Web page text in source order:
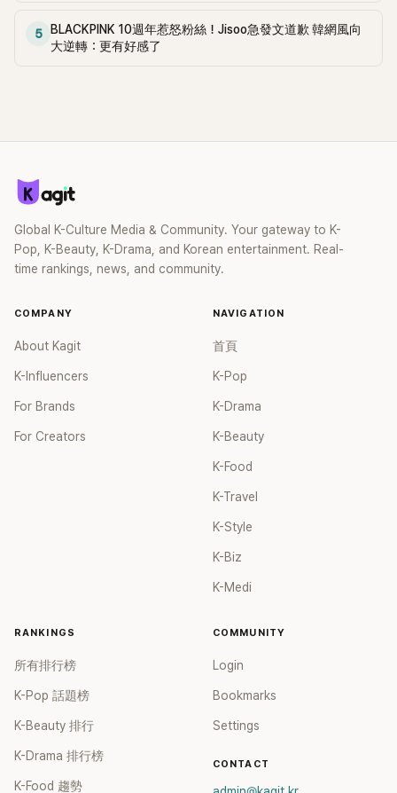
5
BLACKPINK 10週年惹怒粉絲！Jisoo急發文道歉 韓網風向
大逆轉：更有好感了
Global K-Culture Media & Community. Your gateway to K-
Pop, K-Beauty, K-Drama, and Korean entertainment. Real-
time rankings, news, and community.
COMPANY
About Kagit
K-Influencers
For Brands
For Creators
NAVIGATION
首頁
K-Pop
K-Drama
K-Beauty
K-Food
K-Travel
K-Style
K-Biz
K-Medi
RANKINGS
所有排行榜
K-Pop 話題榜
K-Beauty 排行
K-Drama 排行榜
K-Food 趨勢
COMMUNITY
Login
Bookmarks
Settings
CONTACT